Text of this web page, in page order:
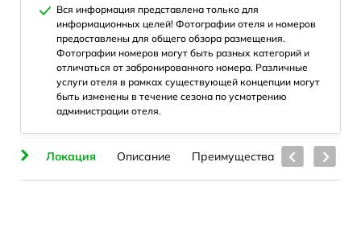
Вся информация представлена только для
информационных целей! Фотографии отеля и номеров
предоставлены для общего обзора размещения.
Фотографии номеров могут быть разных категорий и
отличаться от забронированного номера. Различные
услуги отеля в рамках существующей концепции могут
быть изменены в течение сезона по усмотрению
администрации отеля.
Локация Описание Преимущества Номера